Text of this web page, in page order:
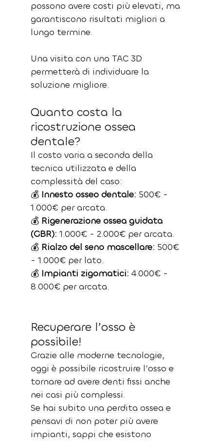
possono avere costi più elevati, ma
garantiscono risultati migliori a
lungo termine.
Una visita con una TAC 3D
permetterà di individuare la
soluzione migliore.
Quanto costa la
ricostruzione ossea
dentale?
Il costo varia a seconda della
tecnica utilizzata e della
complessità del caso:
💰 Innesto osseo dentale: 500€ -
1.000€ per arcata.
💰 Rigenerazione ossea guidata
(GBR): 1.000€ - 2.000€ per arcata.
💰 Rialzo del seno mascellare: 500€
- 1.000€ per lato.
💰 Impianti zigomatici: 4.000€ -
8.000€ per arcata.
Recuperare l’osso è
possibile!
Grazie alle moderne tecnologie,
oggi è possibile ricostruire l’osso e
tornare ad avere denti fissi anche
nei casi più complessi.
Se hai subito una perdita ossea e
pensavi di non poter più avere
impianti, sappi che esistono